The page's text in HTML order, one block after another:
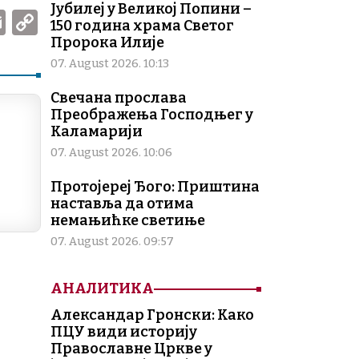
E
m
ai
l
C
o
p
y
Li
n
k
Јубилеј у Великој Попини –
150 година храма Светог
Пророка Илије
07. August 2026. 10:13
Свечана прослава
Преображења Господњег у
Каламарији
07. August 2026. 10:06
Протојереј Ђого: Приштина
наставља да отима
немањићке светиње
07. August 2026. 09:57
АНАЛИТИКА
Александар Гронски: Како
ПЦУ види историју
Православне Цркве у